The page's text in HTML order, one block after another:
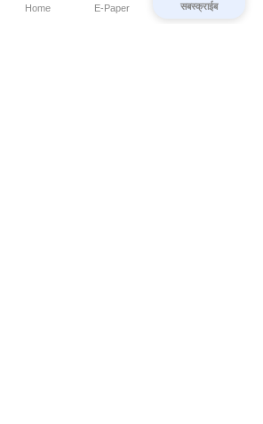
Home E-Paper सबस्क्राईब